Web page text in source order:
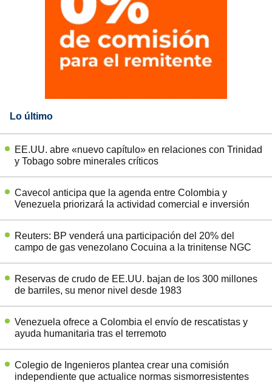
Lo último
EE.UU. abre «nuevo capítulo» en relaciones con Trinidad
y Tobago sobre minerales críticos
Cavecol anticipa que la agenda entre Colombia y
Venezuela priorizará la actividad comercial e inversión
Reuters: BP venderá una participación del 20% del
campo de gas venezolano Cocuina a la trinitense NGC
Reservas de crudo de EE.UU. bajan de los 300 millones
de barriles, su menor nivel desde 1983
Venezuela ofrece a Colombia el envío de rescatistas y
ayuda humanitaria tras el terremoto
Colegio de Ingenieros plantea crear una comisión
independiente que actualice normas sismorresistentes